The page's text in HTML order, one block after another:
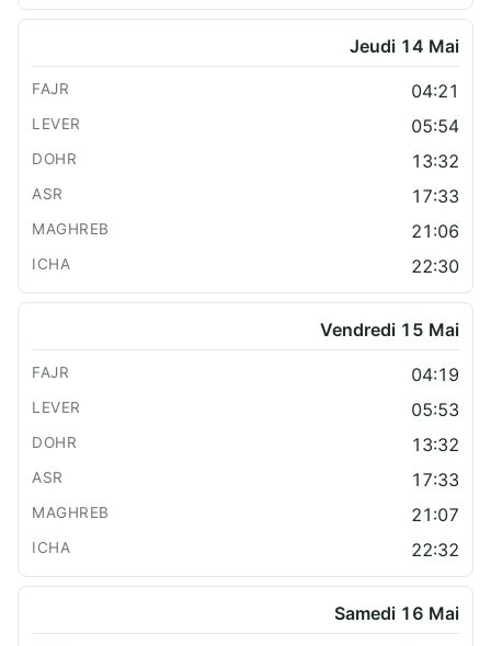
Jeudi 14 Mai
04:21
05:54
13:32
17:33
21:06
22:30
Vendredi 15 Mai
04:19
05:53
13:32
17:33
21:07
22:32
Samedi 16 Mai